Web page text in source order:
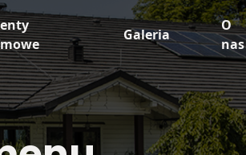
Galeria
O
nas